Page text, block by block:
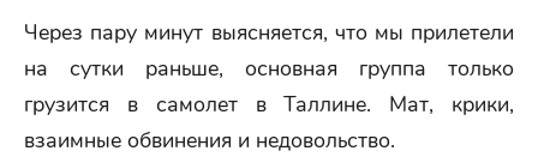
Через пару минут выясняется, что мы прилетели
на сутки раньше, основная группа только
грузится в самолет в Таллине. Мат, крики,
взаимные обвинения и недовольство.